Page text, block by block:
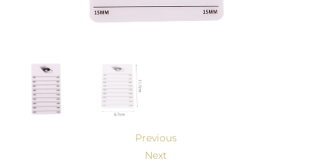
Previous
Next